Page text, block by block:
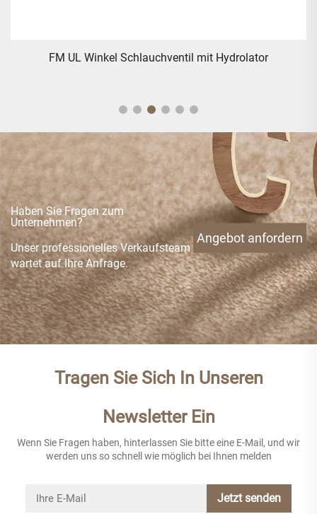
FM UL Winkel Schlauchventil mit Hydrolator
Haben Sie Fragen zum
Unternehmen?
Unser professionelles Verkaufsteam
wartet auf Ihre Anfrage.
Angebot anfordern
Tragen Sie Sich In Unseren
Newsletter Ein
Wenn Sie Fragen haben, hinterlassen Sie bitte eine E-Mail, und wir
werden uns so schnell wie möglich bei Ihnen melden
Jetzt senden